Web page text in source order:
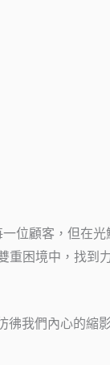
位顧客，但在
重困境中，找到
我們內心的縮